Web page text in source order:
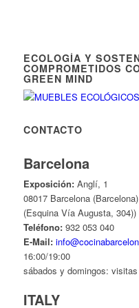
ECOLOGÍA Y
COMPROMETIDOS
GREEN MIND
CONTACTO
Barcelona
Exposición:Anglí, 1
08017 Barcelona (Barcelona)
(Esquina Vía Augusta, 304))
Teléfono:932 053 040
E-Mail:
16:00/19:00
sábados y domingos:
ITALY